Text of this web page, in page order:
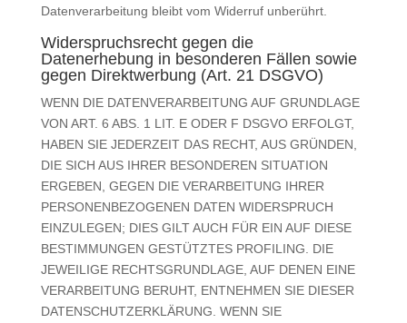
Datenverarbeitung bleibt vom Widerruf unberührt.
Widerspruchsrecht gegen die
Datenerhebung in besonderen Fällen sowie
gegen Direktwerbung (Art. 21 DSGVO)
WENN DIE DATENVERARBEITUNG AUF GRUNDLAGE
VON ART. 6 ABS. 1 LIT. E ODER F DSGVO ERFOLGT,
HABEN SIE JEDERZEIT DAS RECHT, AUS GRÜNDEN,
DIE SICH AUS IHRER BESONDEREN SITUATION
ERGEBEN, GEGEN DIE VERARBEITUNG IHRER
PERSONENBEZOGENEN DATEN WIDERSPRUCH
EINZULEGEN; DIES GILT AUCH FÜR EIN AUF DIESE
BESTIMMUNGEN GESTÜTZTES PROFILING. DIE
JEWEILIGE RECHTSGRUNDLAGE, AUF DENEN EINE
VERARBEITUNG BERUHT, ENTNEHMEN SIE DIESER
DATENSCHUTZERKLÄRUNG. WENN SIE